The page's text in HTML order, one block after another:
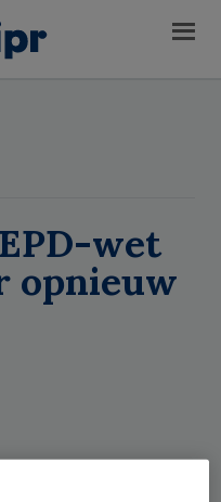
wet
opnieuw